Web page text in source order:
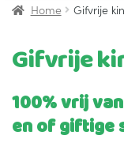
BEDTEXTIEL
Home Gifvrije
Gifvrije
100% vrij
en of giftige